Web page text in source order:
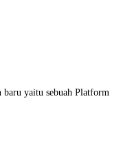
yaitu sebuah Platform